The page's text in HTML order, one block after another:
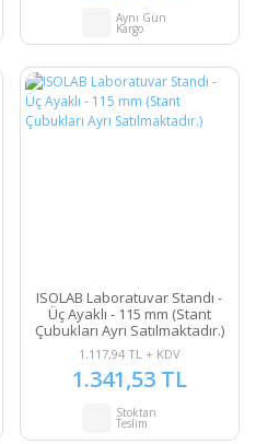
Aynı Gün
Kargo
ISOLAB Laboratuvar Standı -
Üç Ayaklı - 115 mm (Stant
Çubukları Ayrı Satılmaktadır.)
1.117,94 TL + KDV
1.341,53 TL
Stoktan
Teslim